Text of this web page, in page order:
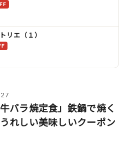
リエ（１）
バラ焼定食」鉄鍋で焼く
れしい美味しいクーポン